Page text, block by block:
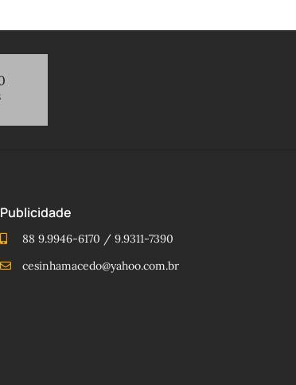
Publicidade
88 9.9946-6170 / 9.9311-7390
cesinhamacedo@yahoo.com.br